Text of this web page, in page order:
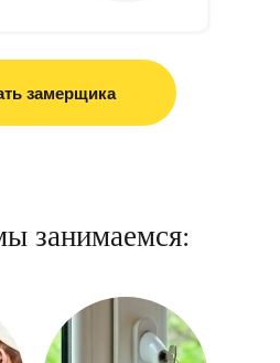
замерщика
занимаемся: